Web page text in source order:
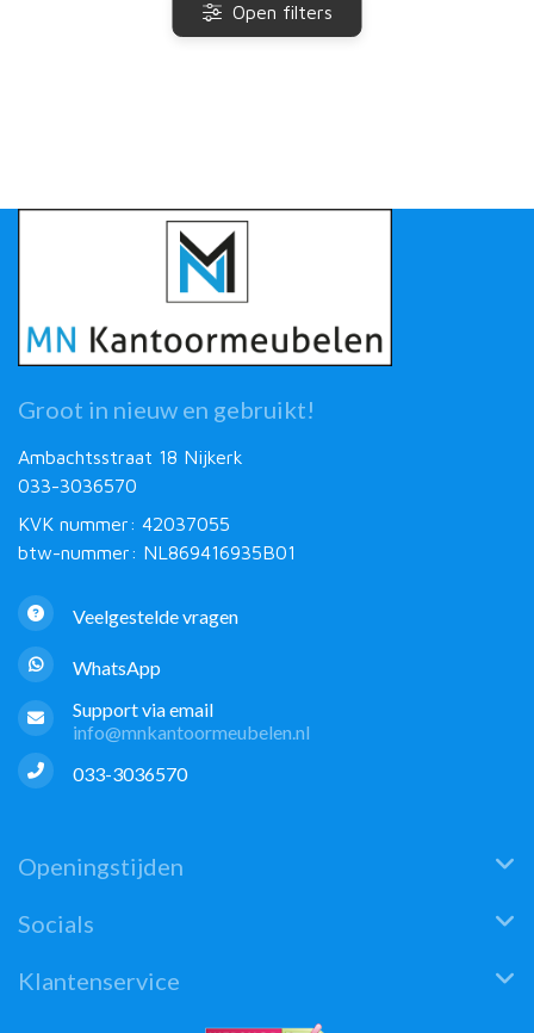
Open filters
Groot in nieuw en gebruikt!
Ambachtsstraat 18 Nijkerk
033-3036570
KVK nummer: 42037055
btw-nummer: NL869416935B01
Veelgestelde vragen
WhatsApp
Support via email
info@mnkantoormeubelen.nl
033-3036570
Openingstijden
Socials
Klantenservice